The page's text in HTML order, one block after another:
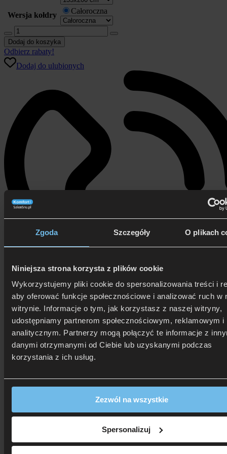
Zgoda Szczegóły O plikach
Niniejsza strona korzysta z plików cookie
Wykorzystujemy pliki cookie do spersonalizowania treści i
aby oferować funkcje społecznościowe i analizować ruch w
witrynie. Informacje o tym, jak korzystasz z naszej witryny,
udostępniamy partnerom społecznościowym, reklamowym i
analitycznym. Partnerzy mogą połączyć te informacje z
danymi otrzymanymi od Ciebie lub uzyskanymi podczas
korzystania z ich usług.
Zezwól na wszystkie
Spersonalizuj
Wersja kołdry Całoroczna
ilość
Kołdra
syntetyczna
Home
by
Cooling
Standard
Dodaj do koszyka
Odbierz rabaty!
Dodaj do ulubionych
506 626 678- Zamów telefonicznie
Zadzwoń i dowiedz się, jak dostać rabat!